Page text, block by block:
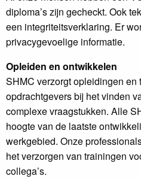
diploma’s zijn gecheckt. Ook
een integriteitsverklaring. Er
privacygevoelige informatie.
Opleiden en ontwikkelen
SHMC verzorgt opleidingen
opdrachtgevers bij het vinden
complexe vraagstukken. Alle
hoogte van de laatste
werkgebied. Onze
het verzorgen van trainingen
collega’s.